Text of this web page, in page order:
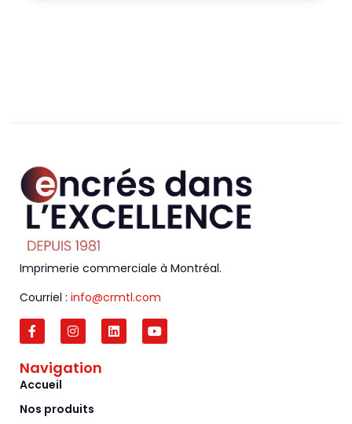
Imprimerie commerciale à Montréal.
Courriel : info@crmtl.com
Navigation
Accueil
Nos produits